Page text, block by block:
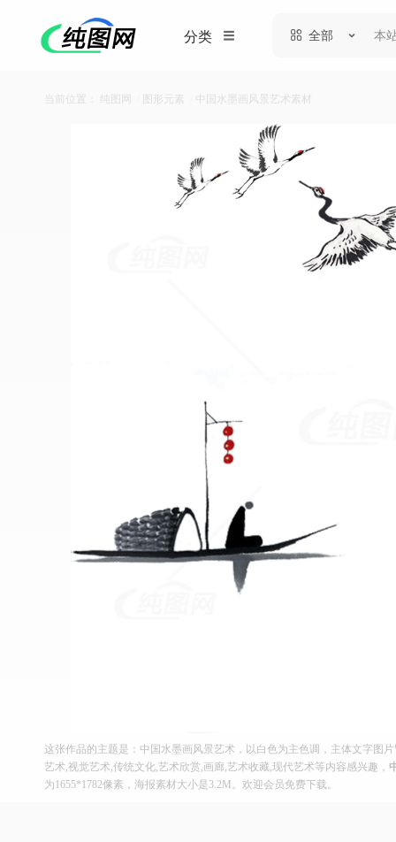
分类 全部
当前位置： 纯图网 图形元素 中国水墨画风景艺术素材
这张作品的主题是：中国水墨画风景艺术，以白色为主色调，主体文字图
艺术,视觉艺术,传统文化,艺术欣赏,画廊,艺术收藏,现代艺术等内容感兴趣，
为1655*1782像素，海报素材大小是3.2M。欢迎会员免费下载。